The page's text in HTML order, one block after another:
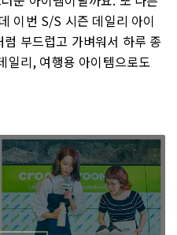
이번 S/S 시즌 데일리 아이
부드럽고 가벼워서 하루 종
일리, 여행용 아이템으로도